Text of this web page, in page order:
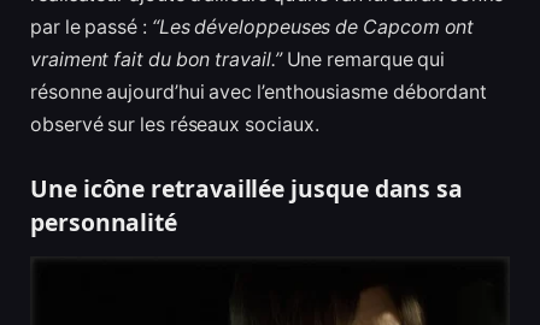
par le passé : “Les développeuses de Capcom ont
vraiment fait du bon travail.”Une remarque qui
résonne aujourd’hui avec l’enthousiasme débordant
observé sur les réseaux sociaux.
Une icône retravaillée jusque dans sa
personnalité